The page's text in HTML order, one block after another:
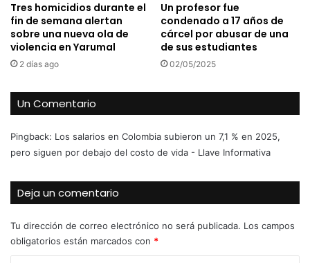
Tres homicidios durante el
fin de semana alertan
sobre una nueva ola de
violencia en Yarumal
2 días ago
Un profesor fue
condenado a 17 años de
cárcel por abusar de una
de sus estudiantes
02/05/2025
Un Comentario
Pingback: Los salarios en Colombia subieron un 7,1 % en 2025,
pero siguen por debajo del costo de vida - Llave Informativa
Deja un comentario
Tu dirección de correo electrónico no será publicada. Los campos
obligatorios están marcados con *